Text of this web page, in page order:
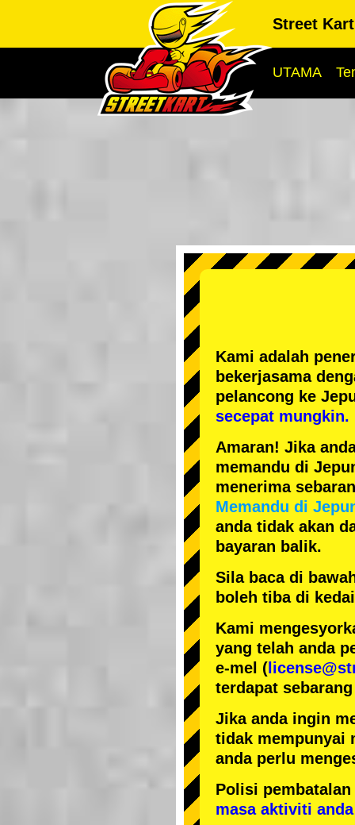
Street
UTAMA
Kami adalah
bekerjasama
pelancong ke
secepat mungkin.
Amaran! Jika
memandu di
menerima
Memandu di
anda tidak akan
bayaran balik.
Sila baca di
boleh tiba di
Kami
yang telah anda
e-mel (
terdapat
Jika anda ingin
tidak mempunyai
anda perlu
Polisi pembatalan
masa aktiviti anda